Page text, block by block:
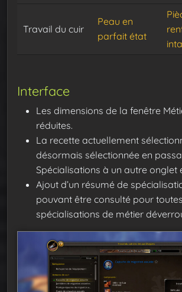
Travail du cuir
Peau en
parfait état
Interface
Les dimensions de la fenêtre
réduites.
La recette actuellement
désormais sélectionnée en
Spécialisations à un autre onglet
Ajout d’un résumé de
pouvant être consulté pour
spécialisations de métier